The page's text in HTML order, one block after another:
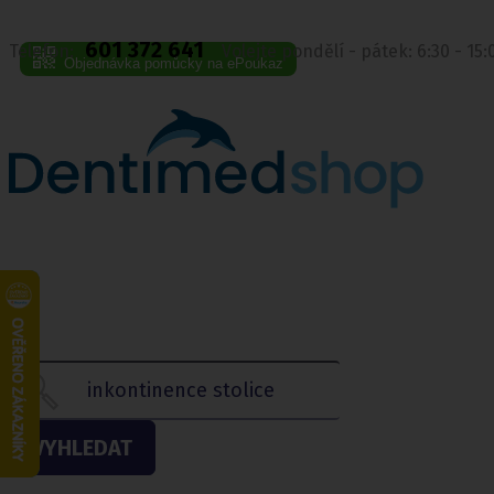
Telefon: 601 372 641 Volejte pondělí - pátek: 6:30 -
Objednávka pomůcky na ePoukaz
VYHLEDAT